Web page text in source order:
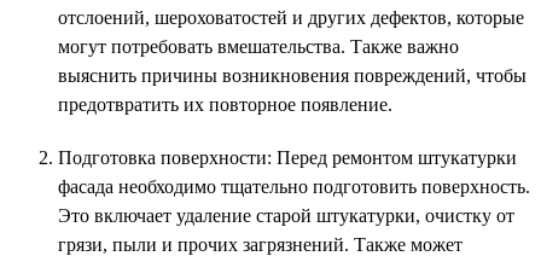
отслоений, шероховатостей и других дефектов, которые
могут потребовать вмешательства. Также важно
выяснить причины возникновения повреждений, чтобы
предотвратить их повторное появление.
Подготовка поверхности: Перед ремонтом штукатурки
фасада необходимо тщательно подготовить поверхность.
Это включает удаление старой штукатурки, очистку от
грязи, пыли и прочих загрязнений. Также может